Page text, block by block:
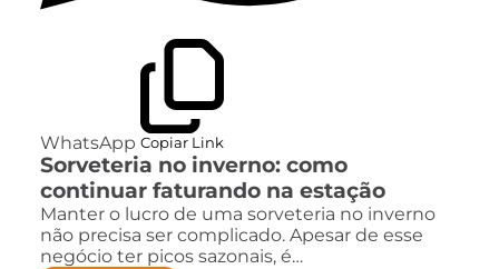
WhatsApp Copiar Link
Sorveteria no inverno: como
continuar faturando na estação
Manter o lucro de uma sorveteria no inverno
não precisa ser complicado. Apesar de esse
negócio ter picos sazonais, é…